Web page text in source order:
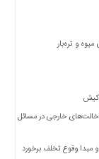
و تره‌بار
کیش
خارجی در مسائل
مبدا وقوع تخلف برخورد